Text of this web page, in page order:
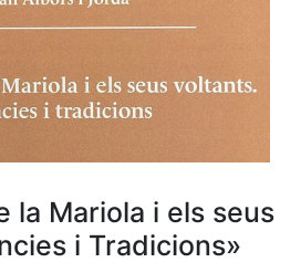
la Mariola i els seus
i Tradicions»